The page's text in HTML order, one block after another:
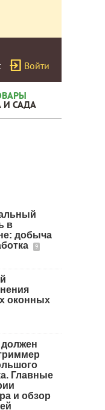
Войти
САДА
в
добыча
9
оконных
должен
Главные
и обзор